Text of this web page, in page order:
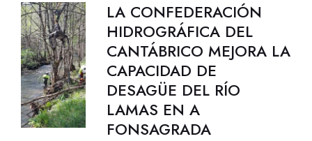
LA CONFEDERACIÓN
HIDROGRÁFICA DEL
CANTÁBRICO MEJORA LA
CAPACIDAD DE
DESAGÜE DEL RÍO
LAMAS EN A
FONSAGRADA